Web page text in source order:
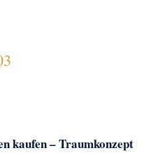
kaufen – Traumkonzept